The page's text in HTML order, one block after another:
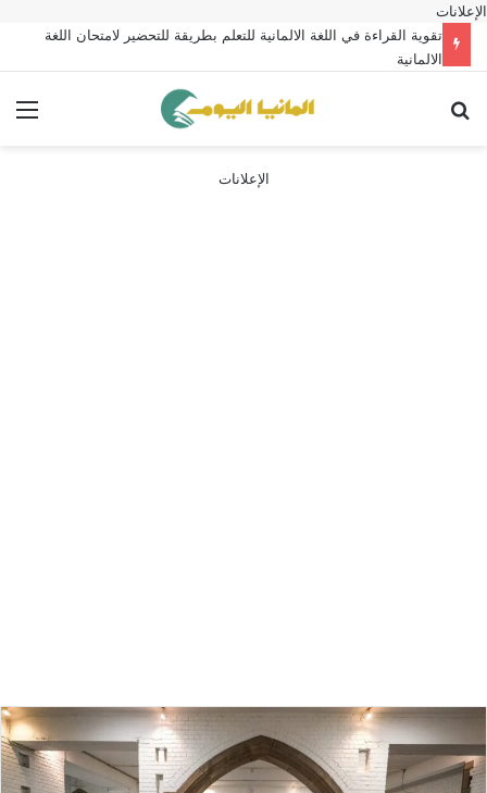
الإعلانات
تقوية القراءة في اللغة الالمانية للتعلم بطريقة للتحضير لامتحان اللغة
الالمانية
الإعلانات